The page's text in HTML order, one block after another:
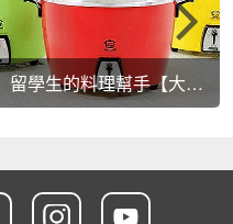
留學生的料理幫手【大同